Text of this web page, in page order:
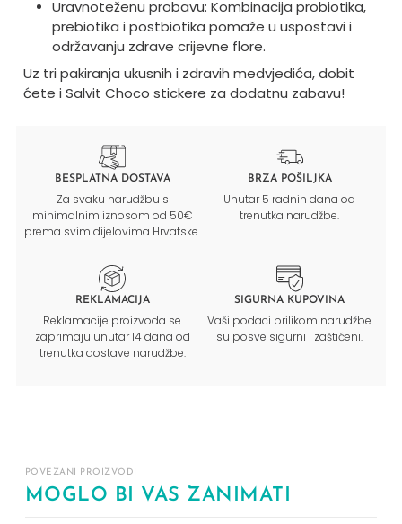
Uravnoteženu probavu: Kombinacija probiotika,
prebiotika i postbiotika pomaže u uspostavi i
održavanju zdrave crijevne flore.
Uz tri pakiranja ukusnih i zdravih medvjedića, dobit
ćete i Salvit Choco stickere za dodatnu zabavu!
BESPLATNA DOSTAVA
Za svaku narudžbu s
minimalnim iznosom od 50€
prema svim dijelovima Hrvatske.
BRZA POŠILJKA
Unutar 5 radnih dana od
trenutka narudžbe.
REKLAMACIJA
Reklamacije proizvoda se
zaprimaju unutar 14 dana od
trenutka dostave narudžbe.
SIGURNA KUPOVINA
Vaši podaci prilikom narudžbe
su posve sigurni i zaštićeni.
POVEZANI PROIZVODI
MOGLO BI VAS ZANIMATI